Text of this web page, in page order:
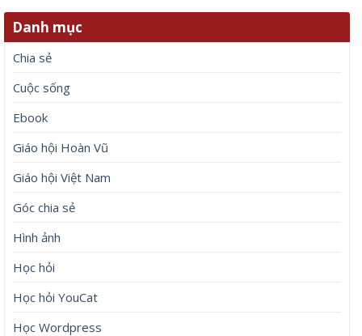
Danh mục
Chia sẻ
Cuộc sống
Ebook
Giáo hội Hoàn Vũ
Giáo hội Việt Nam
Góc chia sẻ
Hình ảnh
Học hỏi
Học hỏi YouCat
Học Wordpress